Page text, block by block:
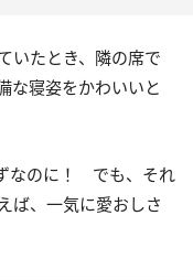
いたとき、隣の席で
な寝姿をかわいいと
なのに！ でも、それ
ば、一気に愛おしさ